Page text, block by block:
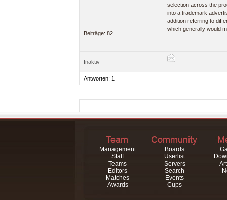
Beiträge: 82
selection across the
into a trademark
addition referring to
which generally would
Inaktiv
Antworten: 1
Management
Staff
Teams
Editors
Matches
Awards
Boards
Userlist
Servers
Search
Events
Cups